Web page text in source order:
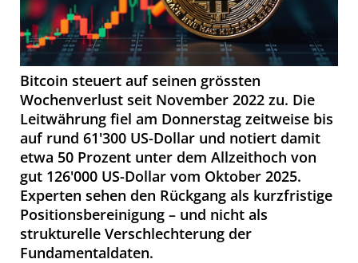
Bitcoin steuert auf seinen grössten
Wochenverlust seit November 2022 zu. Die
Leitwährung fiel am Donnerstag zeitweise bis
auf rund 61'300 US-Dollar und notiert damit
etwa 50 Prozent unter dem Allzeithoch von
gut 126'000 US-Dollar vom Oktober 2025.
Experten sehen den Rückgang als kurzfristige
Positionsbereinigung – und nicht als
strukturelle Verschlechterung der
Fundamentaldaten.